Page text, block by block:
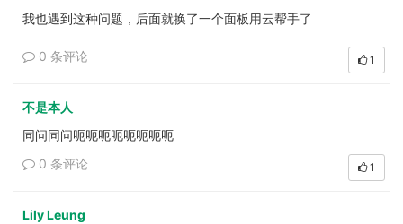
我也遇到这种问题，后面就换了一个面板用云帮手了
0 条评论 1
不是本人
同问同问呃呃呃呃呃呃呃呃
0 条评论
1
Lily Leung